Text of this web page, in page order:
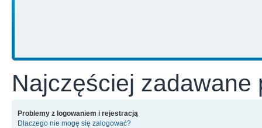
Najczęściej zadawane
Problemy z logowaniem i rejestracją
Dlaczego nie mogę się zalogować?